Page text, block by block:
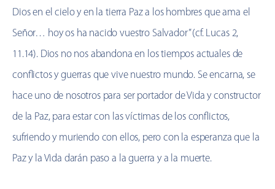
Dios en el cielo y en la tierra Paz a los hombres que ama el
Señor… hoy os ha nacido vuestro Salvador” (cf. Lucas 2,
11.14). Dios no nos abandona en los tiempos actuales de
conflictos y guerras que vive nuestro mundo. Se encarna, se
hace uno de nosotros para ser portador de Vida y constructor
de la Paz, para estar con las víctimas de los conflictos,
sufriendo y muriendo con ellos, pero con la esperanza que la
Paz y la Vida darán paso a la guerra y a la muerte.